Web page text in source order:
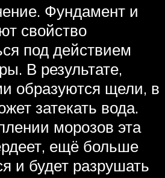
Фундамент и
свойство
под действием
В результате,
образуются щели, в
затекать вода.
морозов эта
ещё больше
и будет разрушать